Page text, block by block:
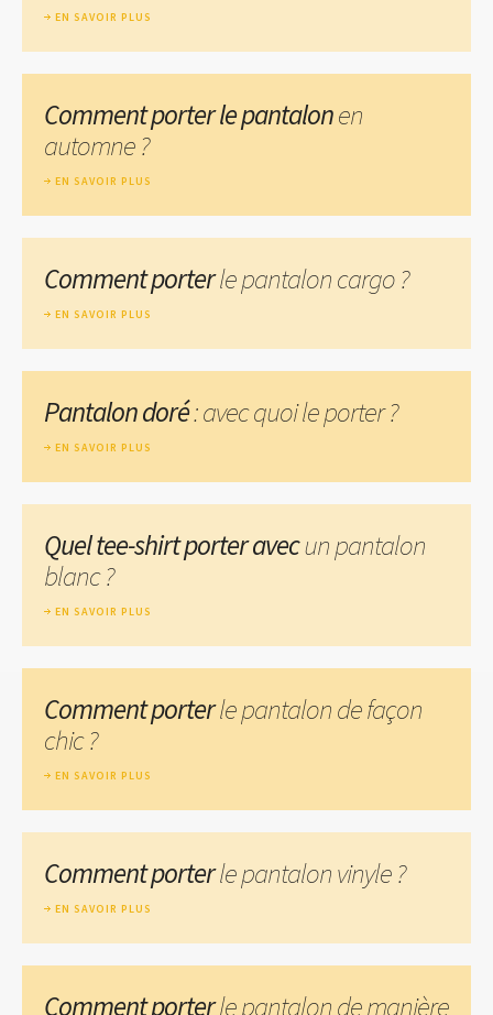
EN SAVOIR PLUS
Comment porter le pantalonen
automne ?
EN SAVOIR PLUS
Comment porterle pantalon cargo ?
EN SAVOIR PLUS
Pantalon doré: avec quoi le porter ?
EN SAVOIR PLUS
Quel tee-shirt porter avecun pantalon
blanc ?
EN SAVOIR PLUS
Comment porterle pantalon de façon
chic ?
EN SAVOIR PLUS
Comment porterle pantalon vinyle ?
EN SAVOIR PLUS
Comment porterle pantalon de manière